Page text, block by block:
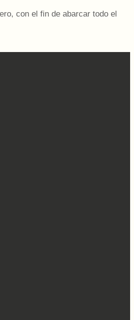
con el fin de abarcar todo el